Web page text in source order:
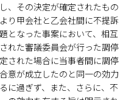
、その決定が確定されたもの
り甲会社と乙会社間に不提訴
となった事案において、相互
れた審議委員会が行った調停
された場合に当事者間に調停
意が成立したのと同一の効力
に過ぎず、また、さらに、不